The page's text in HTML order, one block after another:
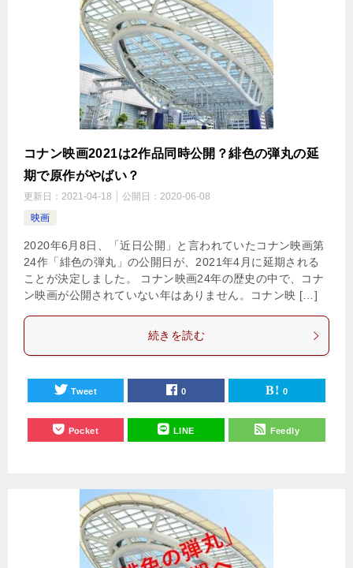
コナン映画2021は2作品同時公開？緋色の弾丸の延
期で原作がやばい？
更新日： 2021-04-18 公開日： 2020-06-08
映画
2020年6月8日、「近日公開」と言われていたコナン映画第
24作「緋色の弾丸」の公開日が、2021年4月に延期される
ことが決定しました。 コナン映画24年の歴史の中で、コナ
ン映画が公開されていない年はありません。コナン映 […]
続きを読む
Tweet 0 0
Pocket LINE Feedly